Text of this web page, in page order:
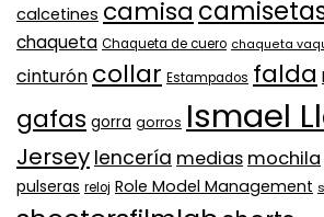
calcetines camisa
chaqueta Chaqueta de cuero chaqueta
cinturón collar Estampados falda
gafas gorra gorros Ismael
Jersey lencería medias mochila
pulseras reloj Role Model Management